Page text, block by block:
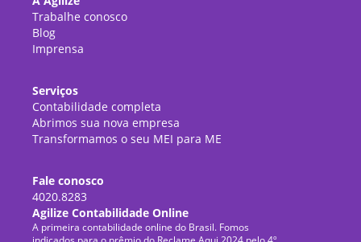
Trabalhe conosco
Blog
Imprensa
Serviços
Contabilidade completa
Abrimos sua nova empresa
Transformamos o seu MEI para ME
Fale conosco
4020.8283
Agilize Contabilidade Online
A primeira contabilidade online do Brasil. Fomos